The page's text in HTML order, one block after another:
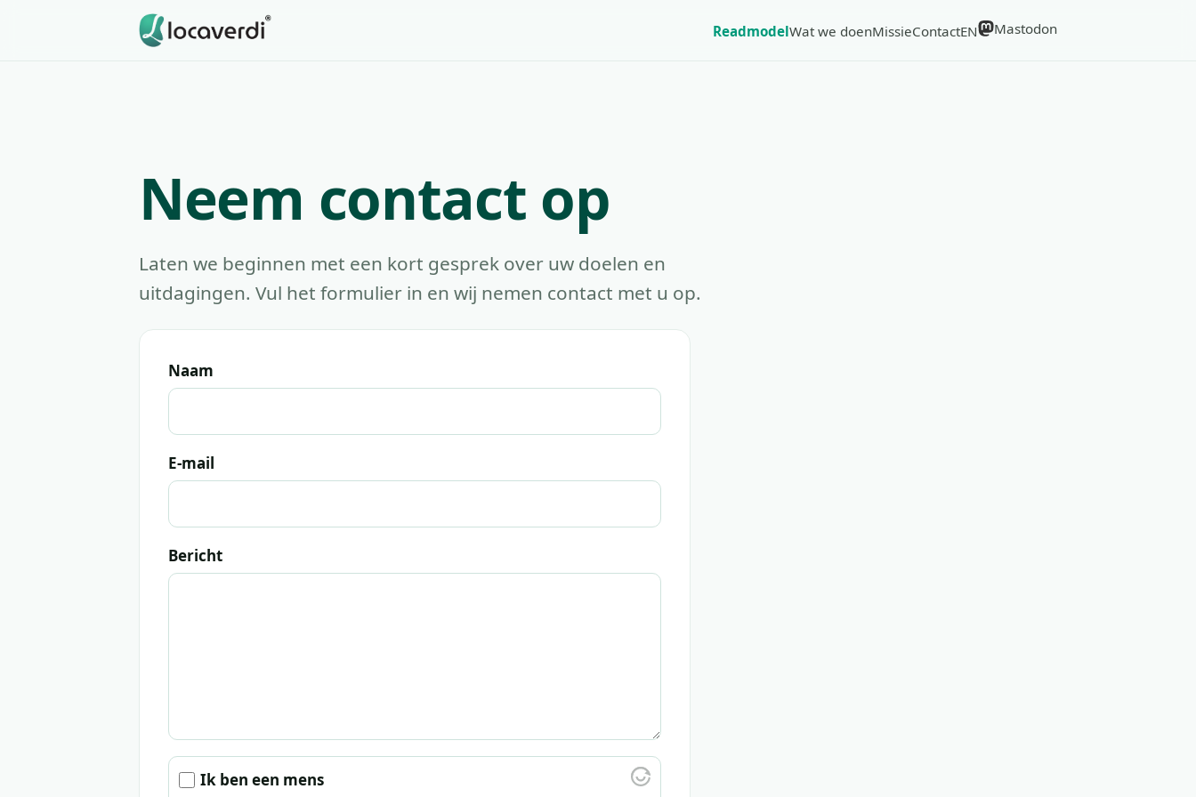
ReadmodelWat we doenMissieContactEN Mastodon
Neem contact op
Laten we beginnen met een kort gesprek over uw doelen en
uitdagingen. Vul het formulier in en wij nemen contact met u op.
Naam
E-mail
Bericht
Ik ben een mens